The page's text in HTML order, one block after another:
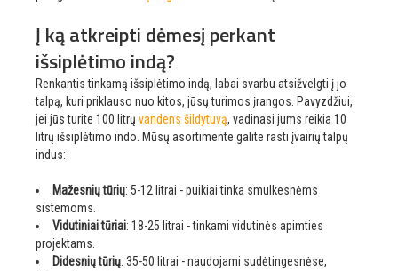
Į ką atkreipti dėmesį perkant
išsiplėtimo indą?
Renkantis tinkamą išsiplėtimo indą, labai svarbu atsižvelgti į jo
talpą, kuri priklauso nuo kitos, jūsų turimos įrangos. Pavyzdžiui,
jei jūs turite 100 litrų vandens šildytuvą, vadinasi jums reikia 10
litrų išsiplėtimo indo. Mūsų asortimente galite rasti įvairių talpų
indus:
Mažesnių tūrių: 5-12 litrai - puikiai tinka smulkesnėms
sistemoms.
Vidutiniai tūriai: 18-25 litrai - tinkami vidutinės apimties
projektams.
Didesnių tūrių: 35-50 litrai - naudojami sudėtingesnėse,